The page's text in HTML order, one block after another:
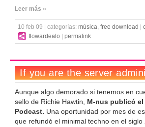
Leer más »
10 feb 09 | categorías: música, free download
flowardealo
permalink
Aunque algo demorado si tenemos en
sello de Richie Hawtin, M-nus publicó
Podcast. Una oportunidad por mes de
que refundó el minimal techno en el siglo